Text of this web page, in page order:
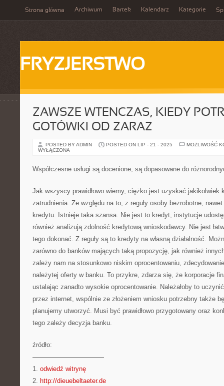
Strona główna Archiwum Bartek Kalendarz Kategorie
FRYZJERSTWO
ZAWSZE WTENCZAS, KIEDY
GOTÓWKI OD ZARAZ
POSTED BY ADMIN POSTED ON LIP - 21 - 2025
MOŻLIWOŚĆ
WYŁĄCZONA
Współczesne usługi są docenione, są dopasowane do
Jak wszyscy prawidłowo wiemy, ciężko jest uzyskać jakikolwiek
zatrudnienia. Ze względu na to, z reguły osoby bezrobotne,
kredytu. Istnieje taka szansa. Nie jest to kredyt, instytucje
również analizują zdolność kredytową wnioskodawcy. Nie jest
tego dokonać. Z reguły są to kredyty na własną działalność.
zarówno do banków mających taką propozycję, jak również
zależy nam na stosunkowo niskim oprocentowaniu,
należytej oferty w banku. To przykre, zdarza się, że korporacje
ustalając zanadto wysokie oprocentowanie. Należałoby to
przez internet, wspólnie ze złożeniem wniosku potrzebny także
planujemy utworzyć. Musi być prawidłowo przygotowany oraz
tego zależy decyzja banku.
źródło:
———————————
1. odwiedź witrynę
2. http://dieuebeltaeter.de